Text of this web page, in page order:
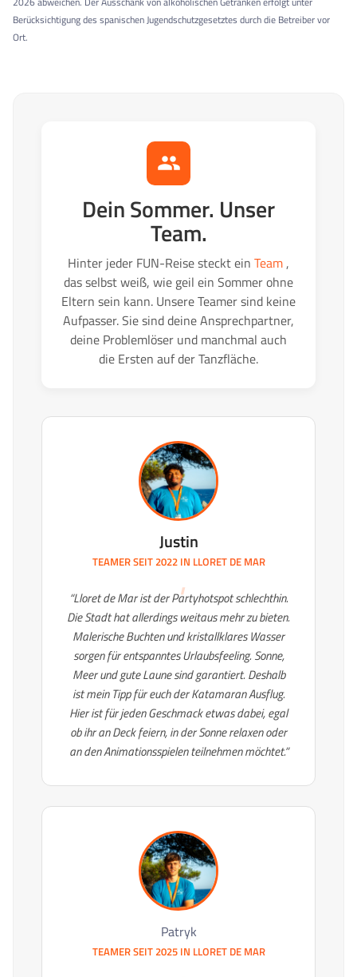
Berücksichtigung des spanischen Jugendschutzgesetztes durch die Betreiber vor
Ort.
Dein Sommer. Unser
Team.
Hinter jeder FUN-Reise steckt ein Team,
das selbst weiß, wie geil ein Sommer ohne
Eltern sein kann. Unsere Teamer sind keine
Aufpasser. Sie sind deine Ansprechpartner,
deine Problemlöser und manchmal auch
die Ersten auf der Tanzfläche.
Justin
TEAMER SEIT 2022 IN LLORET DE MAR
“Lloret de Mar ist der Partyhotspot schlechthin.
Die Stadt hat allerdings weitaus mehr zu bieten.
Malerische Buchten und kristallklares Wasser
sorgen für entspanntes Urlaubsfeeling. Sonne,
Meer und gute Laune sind garantiert. Deshalb
ist mein Tipp für euch der Katamaran Ausflug.
Hier ist für jeden Geschmack etwas dabei, egal
ob ihr an Deck feiern, in der Sonne relaxen oder
an den Animationsspielen teilnehmen möchtet.”
Patryk
TEAMER SEIT 2025 IN LLORET DE MAR